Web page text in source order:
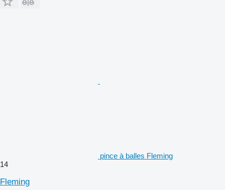
pince à balles Fleming
14
Fleming